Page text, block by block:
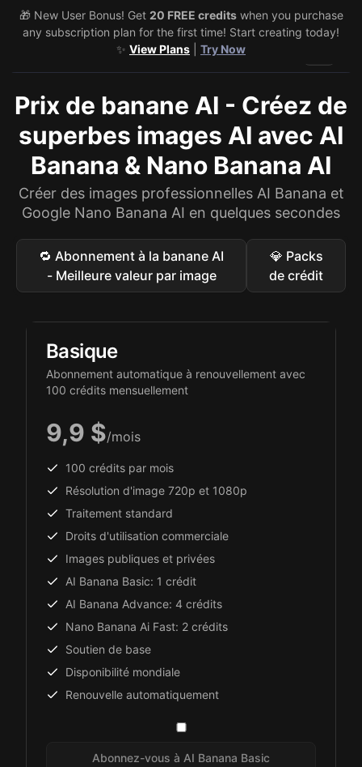
🎁 New User Bonus! Get 20 FREE creditswhen you purchase
any subscription plan for the first time! Start creating today!
✨ View Plans Try Now
Prix ​​de banane AI - Créez de
superbes images AI avec AI
Banana & Nano Banana AI
Créer des images professionnelles AI Banana et
Google Nano Banana AI en quelques secondes
🔁 Abonnement à la banane AI
- Meilleure valeur par image
💎 Packs
de crédit
Basique
Abonnement automatique à renouvellement avec
100 crédits mensuellement
9,9 $/mois
100 crédits par mois
Résolution d'image 720p et 1080p
Traitement standard
Droits d'utilisation commerciale
Images publiques et privées
AI Banana Basic: 1 crédit
AI Banana Advance: 4 crédits
Nano Banana Ai Fast: 2 crédits
Soutien de base
Disponibilité mondiale
Renouvelle automatiquement
Abonnez-vous à AI Banana Basic